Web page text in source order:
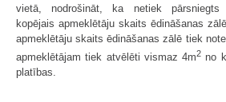
vietā, nodrošināt, ka netiek pārsniegts
kopējais apmeklētāju skaits ēdināšanas
apmeklētāju skaits ēdināšanas zālē tiek
apmeklētājam tiek atvēlēti vismaz 4m2 no
platības.